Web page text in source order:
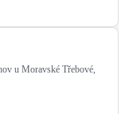
u Moravské Třebové,